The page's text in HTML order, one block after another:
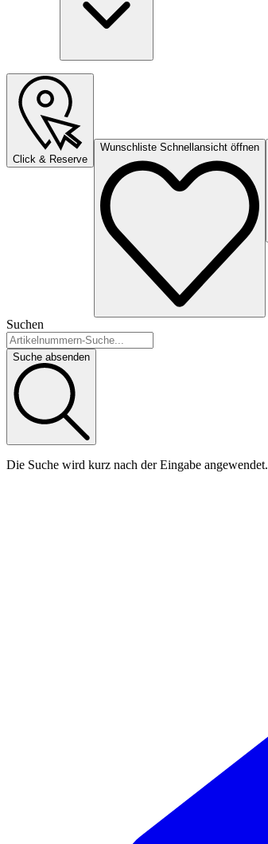
Click & Reserve
Wunschliste Schnellansicht öffnen
Suchen
Suche absenden
Die Suche wird kurz nach der Eingabe angewendet.